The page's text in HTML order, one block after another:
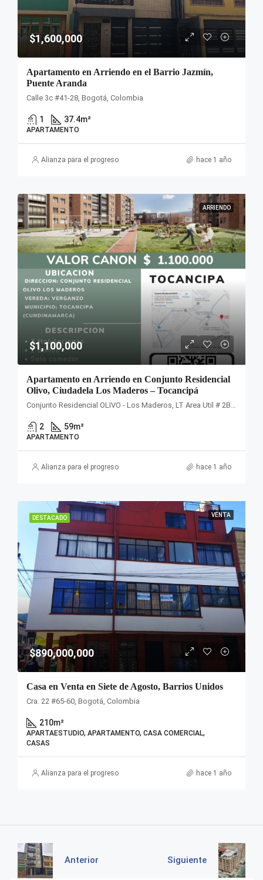
$1,600,000
Apartamento en Arriendo en el Barrio Jazmín,
Puente Aranda
Calle 3c #41-28, Bogotá, Colombia
1 37.4m²
APARTAMENTO
Alianza para el progreso hace 1 año
ARRIENDO
$1,100,000
Apartamento en Arriendo en Conjunto Residencial
Olivo, Ciudadela Los Maderos – Tocancipá
2 59m²
APARTAMENTO
Alianza para el progreso hace 1 año
DESTACADO VENTA
$890,000,000
Casa en Venta en Siete de Agosto, Barrios Unidos
Cra. 22 #65-60, Bogotá, Colombia
210m²
APARTAESTUDIO, APARTAMENTO, CASA COMERCIAL,
CASAS
Alianza para el progreso hace 1 año
Anterior Siguiente